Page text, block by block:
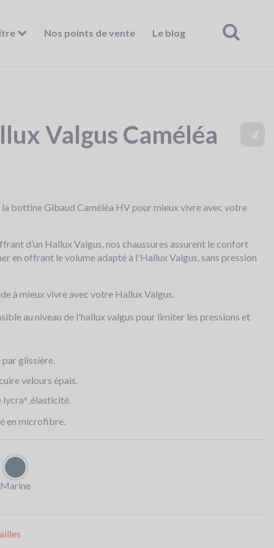
Nos points de vente Le blog
Valgus Caméléa
la bottine Gibaud Caméléa HV pour mieux vivre avec votre
d’un Hallux Valgus, nos chaussures assurent le confort
en offrant le volume adapté à l'Hallux Valgus, sans pression
à mieux vivre avec votre Hallux Valgus.
au niveau de l'hallux valgus pour limiter les pressions et
glissière.
velours épais.
lycra® ,élasticité.
en microfibre.
Marine